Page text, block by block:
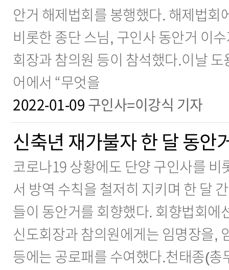
안거 해제법회를 봉행했다. 해제법회
비롯한 종단 스님, 구인사 동안거 이
회장과 참의원 등이 참석했다.이날
어에서 “무엇을
2022-01-09 구인사=이강식 기자
신축년 재가불자 한 달 동안
코로나19 상황에도 단양 구인사를 비
서 방역 수칙을 철저히 지키며 한 달
들이 동안거를 회향했다. 회향법회에
신도회장과 참의원에게는 임명장을,
등에는 공로패를 수여했다.천태종(총